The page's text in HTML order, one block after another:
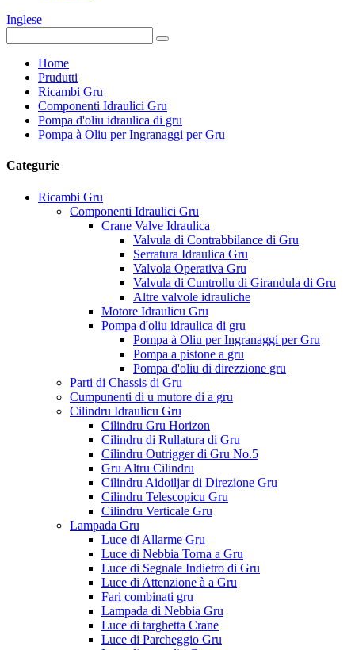
Inglese
Home
Prudutti
Ricambi Gru
Componenti Idraulici Gru
Pompa d'oliu idraulica di gru
Pompa à Oliu per Ingranaggi per Gru
Categurie
Ricambi Gru
Componenti Idraulici Gru
Crane Valve Idraulica
Valvula di Contrabbilance di Gru
Serratura Idraulica Gru
Valvola Operativa Gru
Valvula di Cuntrollu di Girandula di Gru
Altre valvole idrauliche
Motore Idraulicu Gru
Pompa d'oliu idraulica di gru
Pompa à Oliu per Ingranaggi per Gru
Pompa a pistone a gru
Pompa d'oliu di direzzione gru
Parti di Chassis di Gru
Cumpunenti di u mutore di a gru
Cilindru Idraulicu Gru
Cilindru Gru Horizon
Cilindru di Rullatura di Gru
Cilindru Outrigger di Gru No.5
Gru Altru Cilindru
Cilindru Aidoiljar di Direzione Gru
Cilindru Telescopicu Gru
Cilindru Verticale Gru
Lampada Gru
Luce di Allarme Gru
Luce di Nebbia Torna a Gru
Luce di Segnale Indietro di Gru
Luce di Attenzione à a Gru
Fari combinati gru
Lampada di Nebbia Gru
Luce di targhetta Crane
Luce di Parcheggio Gru